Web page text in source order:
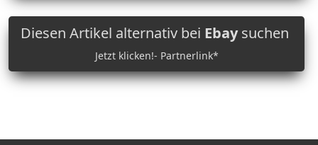
Diesen Artikel alternativ bei Ebaysuchen
Jetzt klicken!- Partnerlink*